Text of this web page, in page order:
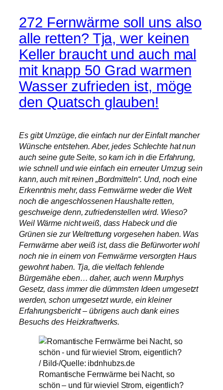
272 Fernwärme soll uns also
alle retten? Tja, wer keinen
Keller braucht und auch mal
mit knapp 50 Grad warmen
Wasser zufrieden ist, möge
den Quatsch glauben!
Es gibt Umzüge, die einfach nur der Einfalt mancher
Wünsche entstehen. Aber, jedes Schlechte hat nun
auch seine gute Seite, so kam ich in die Erfahrung,
wie schnell und wie einfach ein erneuter Umzug sein
kann, auch mit reinen „Bordmitteln“. Und, noch eine
Erkenntnis mehr, dass Fernwärme weder die Welt
noch die angeschlossenen Haushalte retten,
geschweige denn, zufriedenstellen wird. Wieso?
Weil Wärme nicht weiß, dass Habeck und die
Grünen sie zur Weltrettung vorgesehen haben. Was
Fernwärme aber weiß ist, dass die Befürworter wohl
noch nie in einem von Fernwärme versorgten Haus
gewohnt haben. Tja, die vielfach fehlende
Bürgernähe eben… daher, auch wenn Murphys
Gesetz, dass immer die dümmsten Ideen umgesetzt
werden, schon umgesetzt wurde, ein kleiner
Erfahrungsbericht – übrigens auch dank eines
Besuchs des Heizkraftwerks.
Romantische Fernwärme bei Nacht, so
schön – und für wieviel Strom, eigentlich?